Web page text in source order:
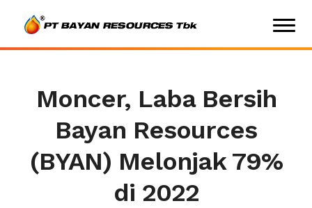
Moncer, Laba Bersih
Bayan Resources
(BYAN) Melonjak 79%
di 2022